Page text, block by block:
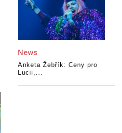
News
Anketa Žebřík: Ceny pro
Lucii,...